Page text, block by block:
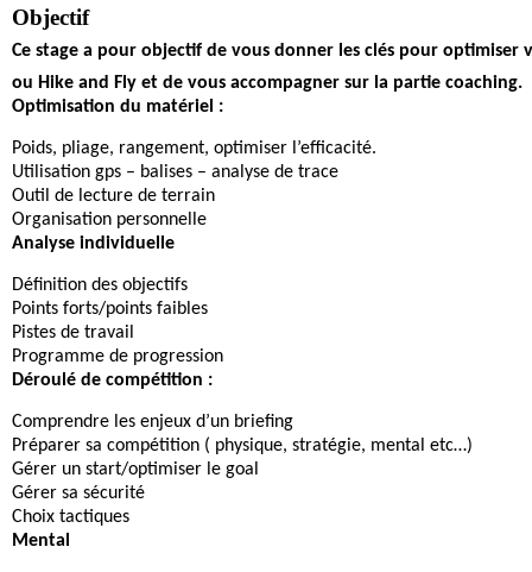
Objectif
Ce stage a pour objectif de vous donner les clés pour
ou Hike and Fly et de vous accompagner sur la partie coaching.
Optimisation du matériel :
Poids, pliage, rangement, optimiser l’efficacité.
Utilisation gps – balises – analyse de trace
Outil de lecture de terrain
Organisation personnelle
Analyse individuelle
Définition des objectifs
Points forts/points faibles
Pistes de travail
Programme de progression
Déroulé de compétition :
Comprendre les enjeux d’un briefing
Préparer sa compétition ( physique, stratégie, mental etc…)
Gérer un start/optimiser le goal
Gérer sa sécurité
Choix tactiques
Mental